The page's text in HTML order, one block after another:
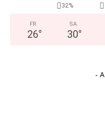
32%
FR.
26°
SA.
30°
-